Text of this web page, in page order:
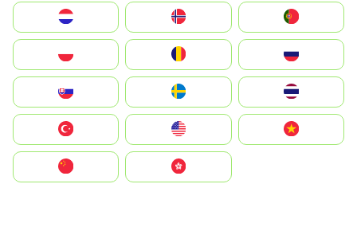
United States
中國香港特別行政區